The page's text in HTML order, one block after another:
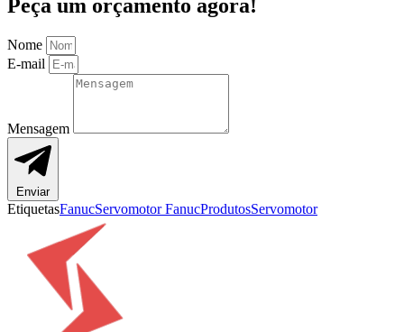
Peça um orçamento agora!
Nome
E-mail
Mensagem
Enviar
EtiquetasFanucServomotor FanucProdutosServomotor